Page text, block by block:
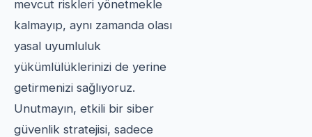
mevcut riskleri yönetmekle
kalmayıp, aynı zamanda olası
yasal uyumluluk
yükümlülüklerinizi de yerine
getirmenizi sağlıyoruz.
Unutmayın, etkili bir siber
güvenlik stratejisi, sadece